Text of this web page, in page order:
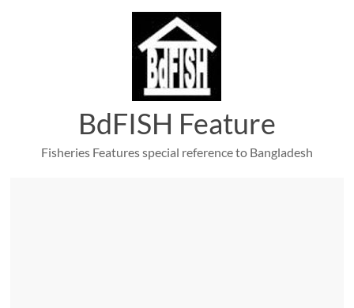
BdFISH Feature
Fisheries Features special reference to Bangladesh